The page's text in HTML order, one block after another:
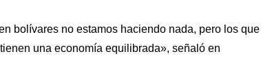
bolívares no estamos haciendo nada, pero los que
una economía equilibrada», señaló en